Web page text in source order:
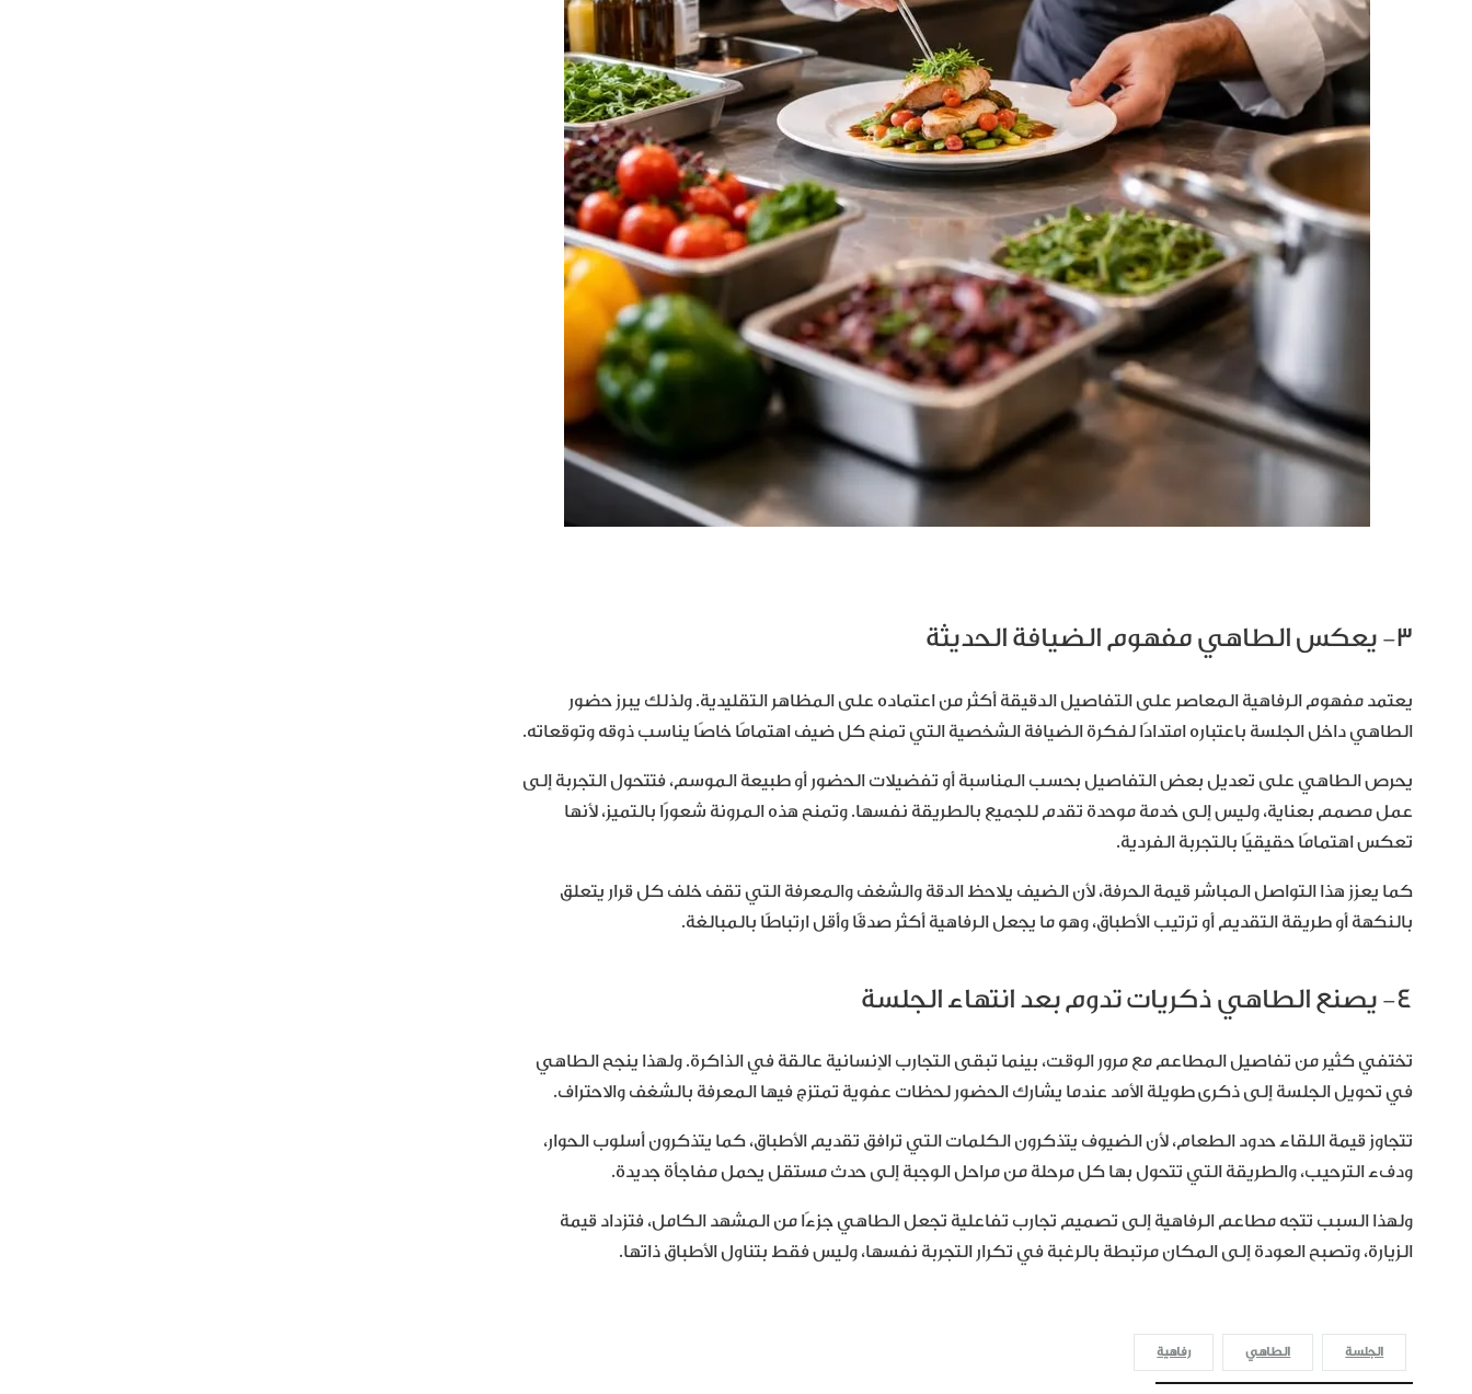
٣- يعكس الطاهي مفهوم الضيافة الحديثة
يعتمد مفهوم الرفاهية المعاصر على التفاصيل الدقيقة أكثر من اعتماده على المظاهر التقليدية. ولذلك يبرز حضور
الطاهي داخل الجلسة باعتباره امتدادًا لفكرة الضيافة الشخصية التي تمنح كل ضيف اهتمامًا خاصًا يناسب ذوقه وتوقعاته.
يحرص الطاهي على تعديل بعض التفاصيل بحسب المناسبة أو تفضيلات الحضور أو طبيعة الموسم، فتتحول التجربة إلى
عمل مصمم بعناية، وليس إلى خدمة موحدة تقدم للجميع بالطريقة نفسها. وتمنح هذه المرونة شعورًا بالتميز، لأنها
تعكس اهتمامًا حقيقيًا بالتجربة الفردية.
كما يعزز هذا التواصل المباشر قيمة الحرفة، لأن الضيف يلاحظ الدقة والشغف والمعرفة التي تقف خلف كل قرار يتعلق
بالنكهة أو طريقة التقديم أو ترتيب الأطباق، وهو ما يجعل الرفاهية أكثر صدقًا وأقل ارتباطًا بالمبالغة.
٤- يصنع الطاهي ذكريات تدوم بعد انتهاء الجلسة
تختفي كثير من تفاصيل المطاعم مع مرور الوقت، بينما تبقى التجارب الإنسانية عالقة في الذاكرة. ولهذا ينجح الطاهي
في تحويل الجلسة إلى ذكرى طويلة الأمد عندما يشارك الحضور لحظات عفوية تمتزج فيها المعرفة بالشغف والاحتراف.
تتجاوز قيمة اللقاء حدود الطعام، لأن الضيوف يتذكرون الكلمات التي ترافق تقديم الأطباق، كما يتذكرون أسلوب الحوار،
ودفء الترحيب، والطريقة التي تتحول بها كل مرحلة من مراحل الوجبة إلى حدث مستقل يحمل مفاجأة جديدة.
ولهذا السبب تتجه مطاعم الرفاهية إلى تصميم تجارب تفاعلية تجعل الطاهي جزءًا من المشهد الكامل، فتزداد قيمة
الزيارة، وتصبح العودة إلى المكان مرتبطة بالرغبة في تكرار التجربة نفسها، وليس فقط بتناول الأطباق ذاتها.
الجلسة الطاهي رفاهية